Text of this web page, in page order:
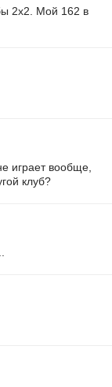
2х2. Мой 162 в
играет вообще,
клуб?